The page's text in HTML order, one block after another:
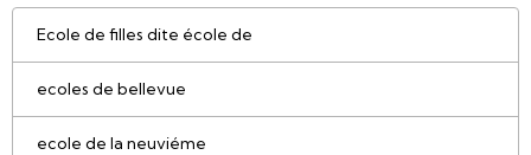
Ecole de filles dite école de
ecoles de bellevue
ecole de la neuviéme